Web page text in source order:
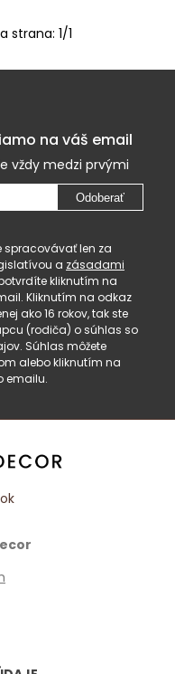
strana: 1/1
na váš email
vždy medzi prvými
Odoberať
spracovávať len za
a zásadami
kliknutím na
Kliknutím na odkaz
ako 16 rokov, tak ste
(rodiča) o súhlas so
Súhlas môžete
alebo kliknutím na
emailu.